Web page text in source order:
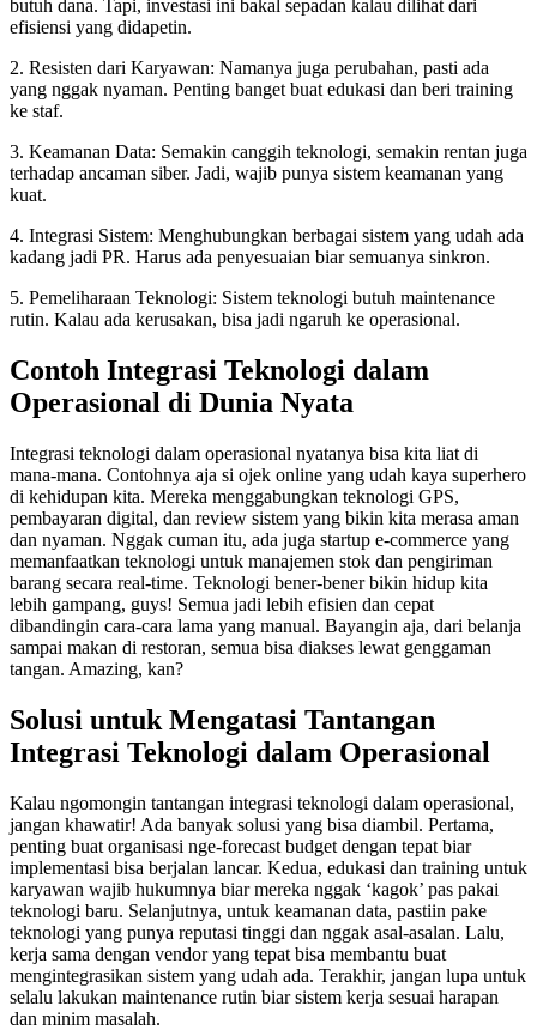
butuh dana. Tapi, investasi ini bakal sepadan kalau dilihat dari
efisiensi yang didapetin.
2. Resisten dari Karyawan: Namanya juga perubahan, pasti ada
yang nggak nyaman. Penting banget buat edukasi dan beri training
ke staf.
3. Keamanan Data: Semakin canggih teknologi, semakin rentan juga
terhadap ancaman siber. Jadi, wajib punya sistem keamanan yang
kuat.
4. Integrasi Sistem: Menghubungkan berbagai sistem yang udah ada
kadang jadi PR. Harus ada penyesuaian biar semuanya sinkron.
5. Pemeliharaan Teknologi: Sistem teknologi butuh maintenance
rutin. Kalau ada kerusakan, bisa jadi ngaruh ke operasional.
Contoh Integrasi Teknologi dalam
Operasional di Dunia Nyata
Integrasi teknologi dalam operasional nyatanya bisa kita liat di
mana-mana. Contohnya aja si ojek online yang udah kaya superhero
di kehidupan kita. Mereka menggabungkan teknologi GPS,
pembayaran digital, dan review sistem yang bikin kita merasa aman
dan nyaman. Nggak cuman itu, ada juga startup e-commerce yang
memanfaatkan teknologi untuk manajemen stok dan pengiriman
barang secara real-time. Teknologi bener-bener bikin hidup kita
lebih gampang, guys! Semua jadi lebih efisien dan cepat
dibandingin cara-cara lama yang manual. Bayangin aja, dari belanja
sampai makan di restoran, semua bisa diakses lewat genggaman
tangan. Amazing, kan?
Solusi untuk Mengatasi Tantangan
Integrasi Teknologi dalam Operasional
Kalau ngomongin tantangan integrasi teknologi dalam operasional,
jangan khawatir! Ada banyak solusi yang bisa diambil. Pertama,
penting buat organisasi nge-forecast budget dengan tepat biar
implementasi bisa berjalan lancar. Kedua, edukasi dan training untuk
karyawan wajib hukumnya biar mereka nggak ‘kagok’ pas pakai
teknologi baru. Selanjutnya, untuk keamanan data, pastiin pake
teknologi yang punya reputasi tinggi dan nggak asal-asalan. Lalu,
kerja sama dengan vendor yang tepat bisa membantu buat
mengintegrasikan sistem yang udah ada. Terakhir, jangan lupa untuk
selalu lakukan maintenance rutin biar sistem kerja sesuai harapan
dan minim masalah.